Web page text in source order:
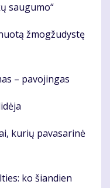
saugumo“
žmogžudystę
– pavojingas
kurių pavasarinė
ko šiandien